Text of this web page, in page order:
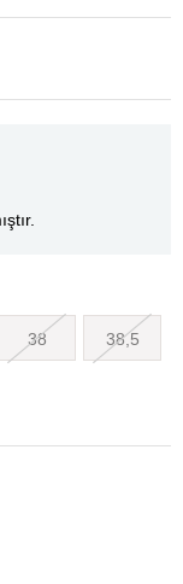
38 38,5